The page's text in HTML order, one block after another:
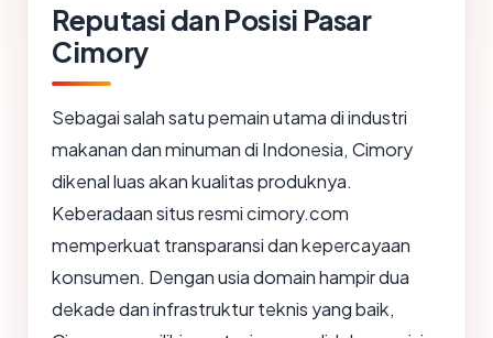
Reputasi dan Posisi Pasar
Cimory
Sebagai salah satu pemain utama di industri
makanan dan minuman di Indonesia, Cimory
dikenal luas akan kualitas produknya.
Keberadaan situs resmi cimory.com
memperkuat transparansi dan kepercayaan
konsumen. Dengan usia domain hampir dua
dekade dan infrastruktur teknis yang baik,